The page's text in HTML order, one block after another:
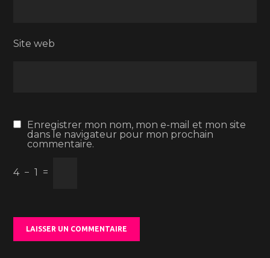
Site web
Enregistrer mon nom, mon e-mail et mon site
dans le navigateur pour mon prochain
commentaire.
4 − 1 =